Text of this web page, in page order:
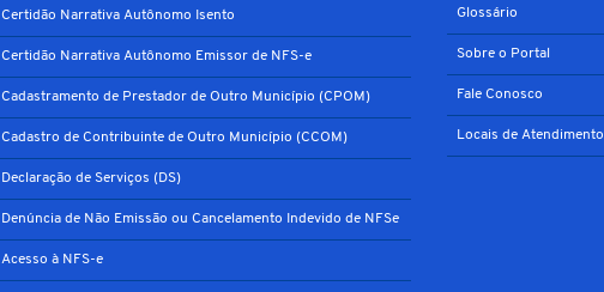
Certidão Narrativa Autônomo Isento
Certidão Narrativa Autônomo Emissor de NFS-e
Cadastramento de Prestador de Outro Município (CPOM)
Cadastro de Contribuinte de Outro Município (CCOM)
Declaração de Serviços (DS)
Denúncia de Não Emissão ou Cancelamento Indevido de NFSe
Acesso à NFS-e
Glossário
Sobre o Portal
Fale Conosco
Locais de Atendimento